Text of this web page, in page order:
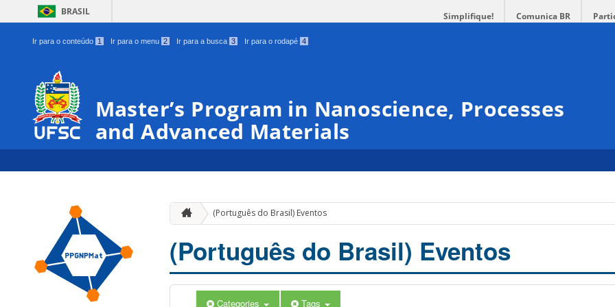
BRASIL Simplifique! Comunica BR
Ir para o conteúdo 1 Ir para o menu 2 Ir para a busca 3 Ir para o rodapé 4
Master’s Program in Nanoscience, Processes
and Advanced Materials
(Português do Brasil) Eventos
(Português do Brasil) Eventos
Categories Tags